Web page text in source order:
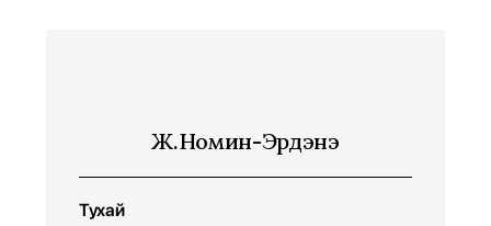
Ж.Номин-Эрдэнэ
Тухай